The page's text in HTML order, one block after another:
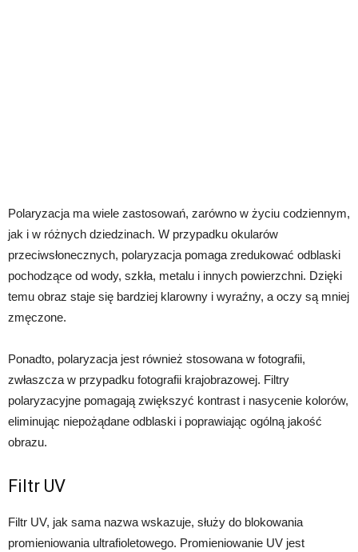
Polaryzacja ma wiele zastosowań, zarówno w życiu codziennym,
jak i w różnych dziedzinach. W przypadku okularów
przeciwsłonecznych, polaryzacja pomaga zredukować odblaski
pochodzące od wody, szkła, metalu i innych powierzchni. Dzięki
temu obraz staje się bardziej klarowny i wyraźny, a oczy są mniej
zmęczone.
Ponadto, polaryzacja jest również stosowana w fotografii,
zwłaszcza w przypadku fotografii krajobrazowej. Filtry
polaryzacyjne pomagają zwiększyć kontrast i nasycenie kolorów,
eliminując niepożądane odblaski i poprawiając ogólną jakość
obrazu.
Filtr UV
Filtr UV, jak sama nazwa wskazuje, służy do blokowania
promieniowania ultrafioletowego. Promieniowanie UV jest